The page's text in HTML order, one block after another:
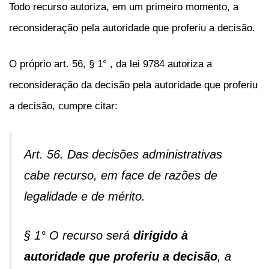
Todo recurso autoriza, em um primeiro momento, a
reconsideração pela autoridade que proferiu a decisão.
O próprio art. 56, § 1° , da lei 9784 autoriza a
reconsideração da decisão pela autoridade que proferiu
a decisão, cumpre citar:
Art. 56. Das decisões administrativas
cabe recurso, em face de razões de
legalidade e de mérito.
§ 1° O recurso será dirigido à
autoridade que proferiu a decisão, a